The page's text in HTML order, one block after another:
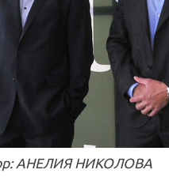
АНЕЛИЯ НИКОЛОВА